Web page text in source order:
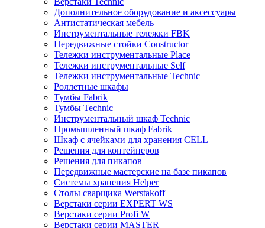
Дополнительное оборудование и аксессуары
Антистатическая мебель
Инструментальные тележки FBK
Передвижные стойки Constructor
Тележки инструментальные Place
Тележки инструментальные Self
Тележки инструментальные Technic
Роллетные шкафы
Тумбы Fabrik
Тумбы Technic
Инструментальный шкаф Technic
Промышленный шкаф Fabrik
Шкаф с ячейками для хранения CELL
Решения для контейнеров
Решения для пикапов
Передвижные мастерские на базе пикапов
Системы хранения Helper
Столы сварщика Werstakoff
Верстаки серии EXPERT WS
Верстаки серии Profi W
Верстаки серии MASTER